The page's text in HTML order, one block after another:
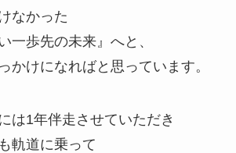
なかった
一歩先の未来』へと、
かけになればと思っています。
は1年伴走させていただき
軌道に乗って